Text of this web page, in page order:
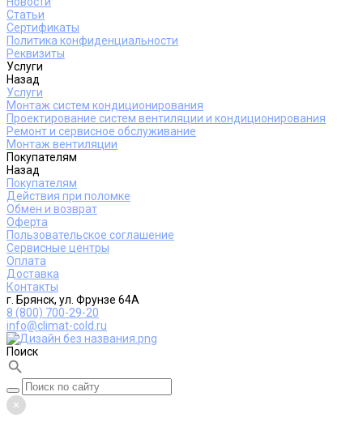
Статьи
Сертификаты
Политика конфиденциальности
Реквизиты
Услуги
Назад
Услуги
Монтаж систем кондиционирования
Проектирование систем вентиляции и кондиционирования
Ремонт и сервисное обслуживание
Монтаж вентиляции
Покупателям
Назад
Покупателям
Действия при поломке
Обмен и возврат
Оферта
Пользовательское соглашение
Сервисные центры
Оплата
Доставка
Контакты
г. Брянск, ул. Фрунзе 64А
8 (800) 700-29-20
info@climat-cold.ru
Поиск